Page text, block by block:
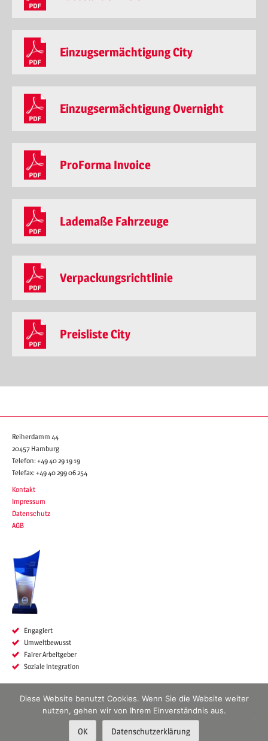
Einzugsermächtigung City
Einzugsermächtigung Overnight
ProForma Invoice
Lademaße Fahrzeuge
Verpackungsrichtlinie
Preisliste City
Reiherdamm 44
20457 Hamburg
Telefon:+49 40 29 19 19
Telefax:+49 40 299 06 254
Kontakt
Impressum
Datenschutz
AGB
Engagiert
Umweltbewusst
Fairer Arbeitgeber
Soziale Integration
SUCHEN
Diese Website benutzt Cookies. Wenn Sie die Website weiter
nutzen, gehen wir von Ihrem Einverständnis aus.
OK Datenschutzerklärung